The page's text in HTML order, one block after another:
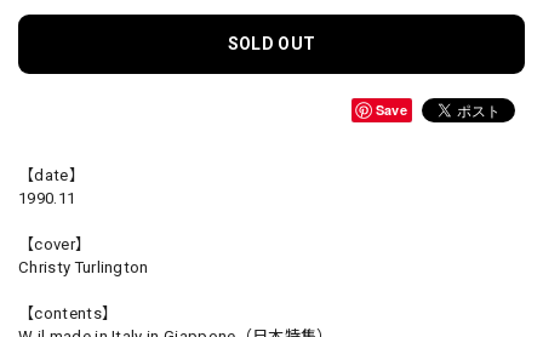
SOLD OUT
Save
【date】
1990.11
【cover】
Christy Turlington
【contents】